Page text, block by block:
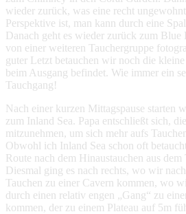
wieder zurück, was eine recht
Perspektive ist, man kann durch eine
Danach geht es wieder zurück zum
von einer weiteren Tauchergruppe
guter Letzt betauchen wir noch die
beim Ausgang befindet. Wie immer ein
Tauchgang!
Nach einer kurzen Mittagspause starten
zum Inland Sea. Papa entschließt sich,
mitzunehmen, um sich mehr aufs
Obwohl ich Inland Sea schon oft
Route nach dem Hinaustauchen aus
Diesmal ging es nach rechts, wo wir
Tauchen zu einer Cavern kommen, wo
durch einen relativ engen „Gang“ zu
kommen, der zu einem Plateau auf 5m